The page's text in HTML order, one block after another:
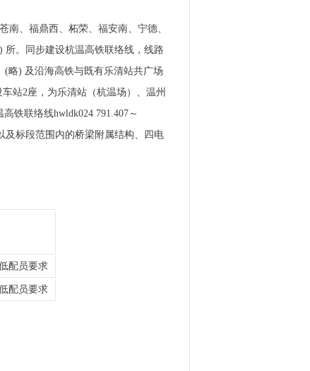
南、福鼎西、柘荣、福安南、宁德、
。同步建设杭温高铁联络线，线路
略) 及沿海高铁与既有乐清站共广场
站2座，为乐清站（杭温场）、温州
铁联络线hwldk024 791.407～
及标段范围内的桥梁附属结构、四电
配员要求
配员要求